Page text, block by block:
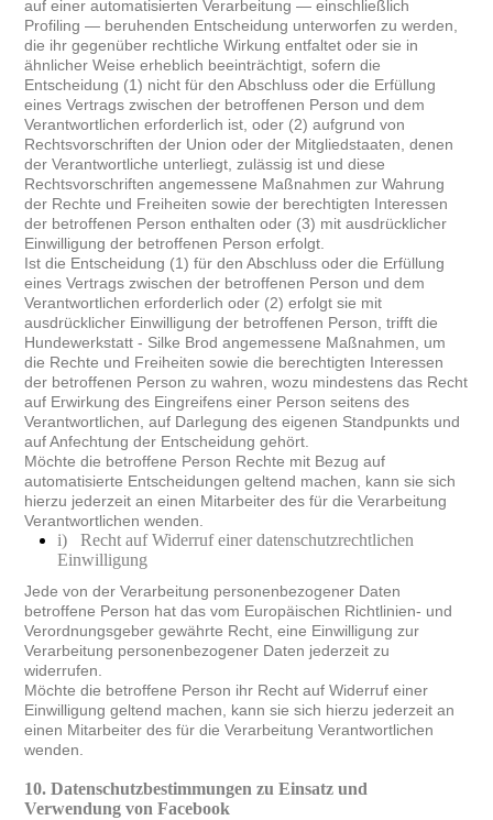
auf einer automatisierten Verarbeitung — einschließlich
Profiling — beruhenden Entscheidung unterworfen zu werden,
die ihr gegenüber rechtliche Wirkung entfaltet oder sie in
ähnlicher Weise erheblich beeinträchtigt, sofern die
Entscheidung (1) nicht für den Abschluss oder die Erfüllung
eines Vertrags zwischen der betroffenen Person und dem
Verantwortlichen erforderlich ist, oder (2) aufgrund von
Rechtsvorschriften der Union oder der Mitgliedstaaten, denen
der Verantwortliche unterliegt, zulässig ist und diese
Rechtsvorschriften angemessene Maßnahmen zur Wahrung
der Rechte und Freiheiten sowie der berechtigten Interessen
der betroffenen Person enthalten oder (3) mit ausdrücklicher
Einwilligung der betroffenen Person erfolgt.
Ist die Entscheidung (1) für den Abschluss oder die Erfüllung
eines Vertrags zwischen der betroffenen Person und dem
Verantwortlichen erforderlich oder (2) erfolgt sie mit
ausdrücklicher Einwilligung der betroffenen Person, trifft die
Hundewerkstatt - Silke Brod angemessene Maßnahmen, um
die Rechte und Freiheiten sowie die berechtigten Interessen
der betroffenen Person zu wahren, wozu mindestens das Recht
auf Erwirkung des Eingreifens einer Person seitens des
Verantwortlichen, auf Darlegung des eigenen Standpunkts und
auf Anfechtung der Entscheidung gehört.
Möchte die betroffene Person Rechte mit Bezug auf
automatisierte Entscheidungen geltend machen, kann sie sich
hierzu jederzeit an einen Mitarbeiter des für die Verarbeitung
Verantwortlichen wenden.
i)
Recht auf Widerruf einer datenschutzrechtlichen
Einwilligung
Jede von der Verarbeitung personenbezogener Daten
betroffene Person hat das vom Europäischen Richtlinien- und
Verordnungsgeber gewährte Recht, eine Einwilligung zur
Verarbeitung personenbezogener Daten jederzeit zu
widerrufen.
Möchte die betroffene Person ihr Recht auf Widerruf einer
Einwilligung geltend machen, kann sie sich hierzu jederzeit an
einen Mitarbeiter des für die Verarbeitung Verantwortlichen
wenden.
10.Datenschutzbestimmungen zu Einsatz und
Verwendung von Facebook